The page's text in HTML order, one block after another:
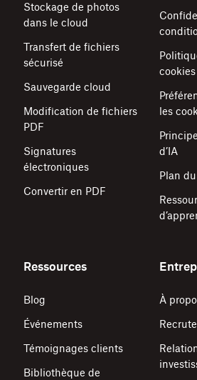
Stockage de photos
dans le cloud
Transfert de fichiers
sécurisé
Sauvegarde cloud
Modification de fichiers
PDF
Signatures
électroniques
Convertir en PDF
cookies
les
d’IA
Plan
Ressources
Blog
Événements
Témoignages clients
Bibliothèque de
À